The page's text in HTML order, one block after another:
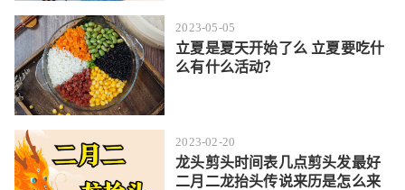
2023-05-05
立夏是夏天开始了么 立夏要吃什
么有什么活动？
2023-02-20
龙头剪头时间表几点剪头发最好
二月二龙抬头传说来历是怎么来